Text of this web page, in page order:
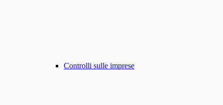
Controlli sulle imprese